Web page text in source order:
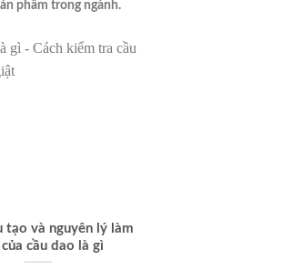
phẩm trong ngành.
tạo và nguyên lý làm
cầu dao là gì